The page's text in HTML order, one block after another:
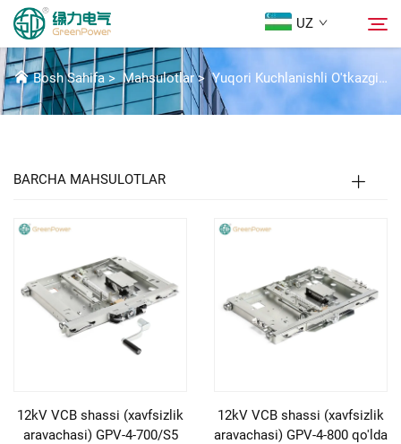
UZ
Mahsulotlar
Yechimlar
Yuklab Olish
SHASSI
Bosh Sahifa>Mahsulotlar>Yuqori Kuchlanishli O'tkazgich Qismlari
BARCHA MAHSULOTLAR
12kV VCB shassi (xavfsizlik
aravachasi) GPV-4-700/S5
12kV VCB shassi (xavfsizlik
aravachasi) GPV-4-800 qo'lda